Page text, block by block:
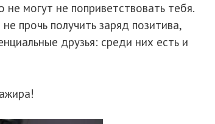
могут не поприветствовать тебя.
прочь получить заряд позитива,
друзья: среди них есть и